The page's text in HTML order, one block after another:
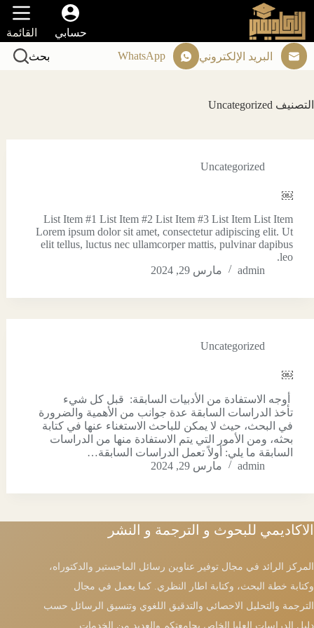
المحتوى
حسابي
القائمة
البريد الإلكتروني
WhatsApp بحث
التصنيف
Uncategorized
￼
List Item #1 List Item #2 List Item #3 List Item List Item
Lorem ipsum dolor sit amet, consectetur adipiscing elit. Ut
elit tellus, luctus nec ullamcorper mattis, pulvinar dapibus
leo.
admin
مارس 29, 2024
Uncategorized
￼
أوجه الاستفادة من الأدبيات السابقة: قبل كل شيء
تأخذ الدراسات السابقة عدة جوانب من الأهمية والضرورة
في البحث، حيث لا يمكن للباحث الاستغناء عنها في كتابة
بحثه، ومن الأمور التي يتم الاستفادة منها من الدراسات
السابقة ما يلي: أولاً تعمل الدراسات السابقة…
admin
مارس 29, 2024
الاكاديمي للبحوث و الترجمة و النشر
المركز الرائد في مجال توفير عناوين رسائل الماجستير والدكتوراه،
وكتابة خطة البحث، وكتابة اطار النظري. كما يعمل في مجال
الترجمة والتحليل الاحصائي والتدقيق اللغوي وتنسيق الرسائل حسب
دليل الدراسات العليا الخاص بجامعتكم والعديد من الخدمات